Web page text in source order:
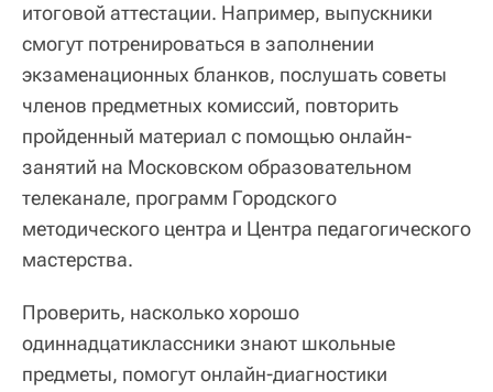
итоговой аттестации. Например, выпускники
смогут потренироваться в заполнении
экзаменационных бланков, послушать советы
членов предметных комиссий, повторить
пройденный материал с помощью онлайн-
занятий на Московском образовательном
телеканале, программ Городского
методического центра и Центра педагогического
мастерства.
Проверить, насколько хорошо
одиннадцатиклассники знают школьные
предметы, помогут онлайн-диагностики